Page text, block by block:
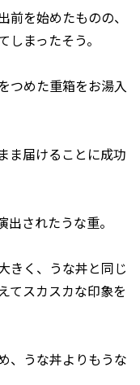
を始めたものの、
まったそう。
つめた重箱をお湯入
ま届けることに成功
されたうな重。
きく、うな丼と同じ
てスカスカな印象を
、うな丼よりもうな